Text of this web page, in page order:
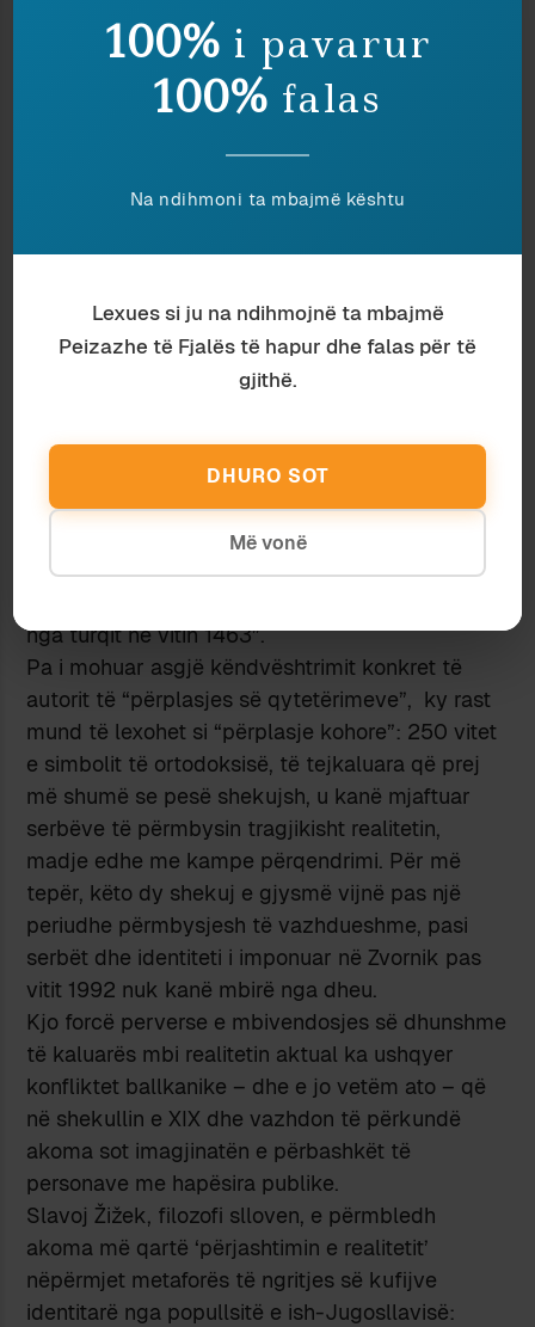
Herzegovinë”, apo holandezët mundësuan “që
Ballkani të çlirohet sadopak nga ky mallkim që
janë boshnjakët islamikë”. “Koincidencë”
Po të mendosh se janë larguar shumë pak, nga
është edhe më interesante. Natyrisht ky është
shpërthimi më delirant dhe provokues i urrejtjes
autorët janë vullnetarët e munguar përkrah
forcave serbe, ukrainase, ruse, greke etj, në
Srebrenicë: siç duket pagesën e 2.000 markave
Huntington, duke propozuar një artikull tëThe
të 1994, përshkruan spastrimin
serb të muslimanëve nga qyteti Zvornik
sëbashku me “vendosjen e një kryqi në vend të
kullës osmane të porsa hedhur në erë, që kishte
nga turqit në vitin 1463”.
Pa i mohuar asgjë këndvështrimit konkret të
autorit të “përplasjes së qytetërimeve”, ky rast
mund të lexohet si “përplasje kohore”: 250 vitet
e simbolit të ortodoksisë, të tejkaluara që prej
më shumë se pesë shekujsh, u kanë mjaftuar
serbëve të përmbysin tragjikisht realitetin,
madje edhe me kampe përqendrimi. Për më
tepër, këto dy shekuj e gjysmë vijnë pas një
periudhe përmbysjesh të vazhdueshme, pasi
serbët dhe identiteti i imponuar në Zvornik pas
vitit 1992 nuk kanë mbirë nga dheu.
Kjo forcë perverse e mbivendosjes së dhunshme
të kaluarës mbi realitetin aktual ka ushqyer
konfliktet ballkanike – dhe e jo vetëm ato – që
në shekullin e XIX dhe vazhdon të përkundë
akoma sot imagjinatën e përbashkët të
personave me hapësira publike.
Slavoj Žižek, filozofi slloven, e përmbledh
akoma më qartë ‘përjashtimin e realitetit’
nëpërmjet metaforës të ngritjes së kufijve
identitarë nga popullsitë e ish-Jugosllavisë:
100% i pavarur
100% falas
Na ndihmoni ta mbajmë kështu
Lexues si ju na ndihmojnë ta mbajmë
Peizazhe të Fjalës të hapur dhe falas për të
gjithë.
DHURO SOT
Më vonë